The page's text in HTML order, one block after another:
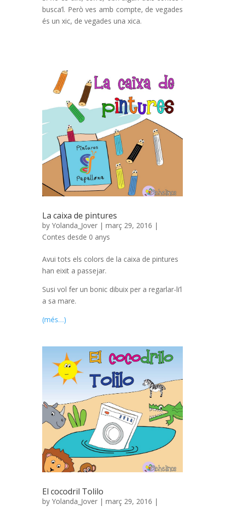
busca’l. Però ves amb compte, de vegades
és un xic, de vegades una xica.
La caixa de pintures
by Yolanda_Jover | març 29, 2016 |
Contes desde 0 anys
Avui tots els colors de la caixa de pintures
han eixit a passejar.
Susi vol fer un bonic dibuix per a regarlar-li’l
a sa mare.
(més…)
El cocodril Tolilo
by Yolanda_Jover | març 29, 2016 |